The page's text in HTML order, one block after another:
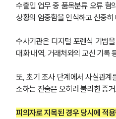
그룹
그룹
대륜
오시
글로벌 파
고객의
통합
수출입 업무 중 품목분류 오류 혐
상황의 엄중함을 인식하고 신중히
수사기관은 디지털 포렌식 기법
대화 내역, 거래처와의 교신 기록
또, 초기 조사 단계에서 사실관계
소하는 진술은 오히려 불리한 증
피의자로 지목된 경우 당시에 적